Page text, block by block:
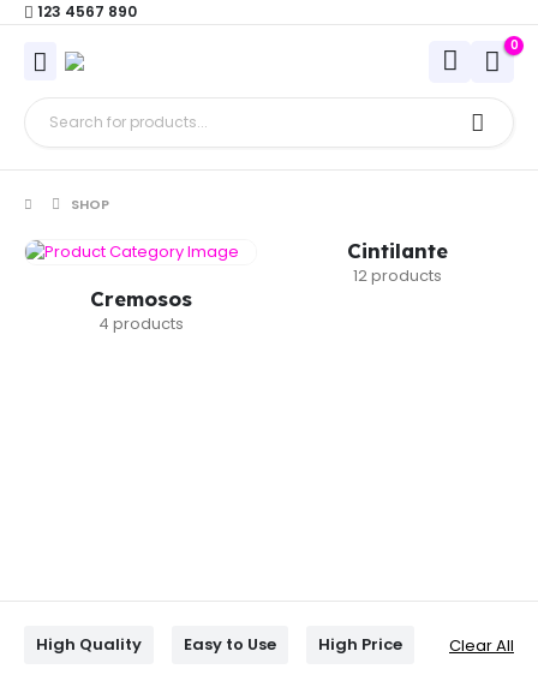
123 4567 890
0
SHOP
Cremosos
4 products
Cintilante
12 products
High Quality Easy to Use High Price Clear All